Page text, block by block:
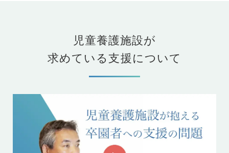
児童養護施設が
求めている支援について